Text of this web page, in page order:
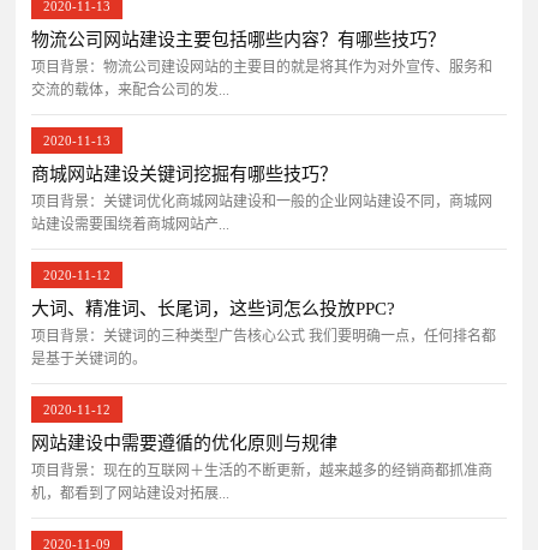
2020-11-13
物流公司网站建设主要包括哪些内容？有哪些技巧？
项目背景：物流公司建设网站的主要目的就是将其作为对外宣传、服务和
交流的载体，来配合公司的发...
2020-11-13
商城网站建设关键词挖掘有哪些技巧？
项目背景：关键词优化商城网站建设和一般的企业网站建设不同，商城网
站建设需要围绕着商城网站产...
2020-11-12
大词、精准词、长尾词，这些词怎么投放PPC?
项目背景：关键词的三种类型广告核心公式 我们要明确一点，任何排名都
是基于关键词的。
2020-11-12
网站建设中需要遵循的优化原则与规律
项目背景：现在的互联网＋生活的不断更新，越来越多的经销商都抓准商
机，都看到了网站建设对拓展...
2020-11-09